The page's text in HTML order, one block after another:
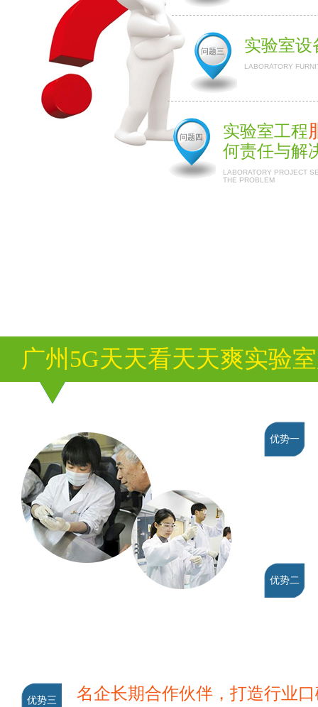
问题三 实验室设
LABORATORY
问题四 实验室工程
何责任与解
LABORATORY PROJECT
THE PROBLEM
广州5G天天看天天爽实验
优势一
优势二
优势三 名企长期合作伙伴，打造行业